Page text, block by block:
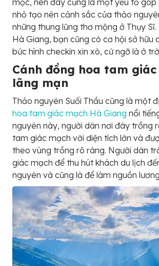
nhỏ tạo nên cảnh sắc của thảo
những thung lũng thơ mộng ở Thụy
Hà Giang, bạn cũng có cơ hội sở hữu
bức hình checkin xin xò, cứ ngỡ là ở
Cánh đồng hoa tam
lãng mạn
Thảo nguyên Suối Thầu cũng là một
hoa tam giác mạch Hà Giang nổi
nguyên này, người dân nơi đây trồng
tam giác mạch với diện tích lớn và
theo vùng trồng rõ ràng. Người dân
giác mạch để thu hút khách du lịch
nguyên và cũng là để làm nguồn